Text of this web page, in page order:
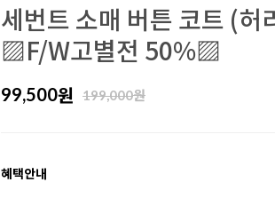
세번트 소매 버튼 코트 (
▨F/W고별전 50%▨
99,500원 199,000원
혜택안내